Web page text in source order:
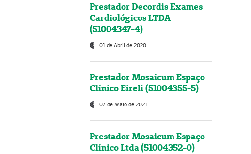
Prestador Decordis Exames
Cardiológicos LTDA
(51004347-4)
01 de Abril de 2020
Prestador Mosaicum Espaço
Clínico Eireli (51004355-5)
07 de Maio de 2021
Prestador Mosaicum Espaço
Clínico Ltda (51004352-0)